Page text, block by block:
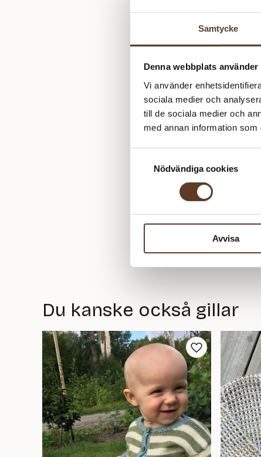
Samtycke
Denna webbplats
Vi använder
sociala medier och
till de sociala medier och
med annan information
Nödvändiga cookies
Avvisa
Du kanske också gillar